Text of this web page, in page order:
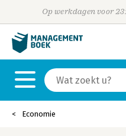
Op werkdagen voor
Economie